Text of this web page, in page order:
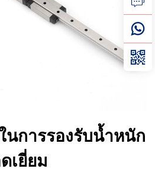
นการรองรับน้ำหนัก
เยี่ยม